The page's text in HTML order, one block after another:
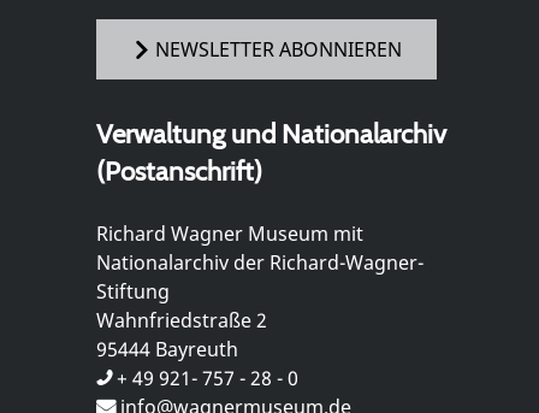
NEWSLETTER ABONNIEREN
Verwaltung und Nationalarchiv
(Postanschrift)
Richard Wagner Museum mit
Nationalarchiv der Richard-Wagner-
Stiftung
Wahnfriedstraße 2
95444 Bayreuth
+ 49 921- 757 - 28 - 0
info@wagnermuseum.de